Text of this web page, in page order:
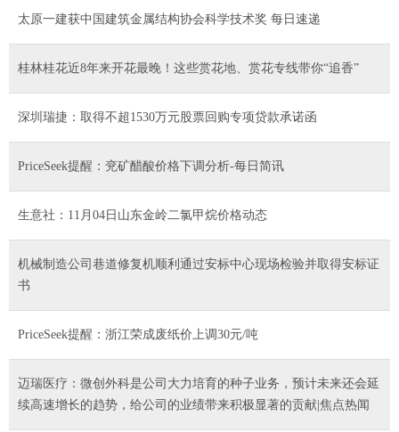
太原一建获中国建筑金属结构协会科学技术奖 每日速递
桂林桂花近8年来开花最晚！这些赏花地、赏花专线带你“追香”
深圳瑞捷：取得不超1530万元股票回购专项贷款承诺函
PriceSeek提醒：兖矿醋酸价格下调分析-每日简讯
生意社：11月04日山东金岭二氯甲烷价格动态
机械制造公司巷道修复机顺利通过安标中心现场检验并取得安标证
书
PriceSeek提醒：浙江荣成废纸价上调30元/吨
迈瑞医疗：微创外科是公司大力培育的种子业务，预计未来还会延
续高速增长的趋势，给公司的业绩带来积极显著的贡献|焦点热闻